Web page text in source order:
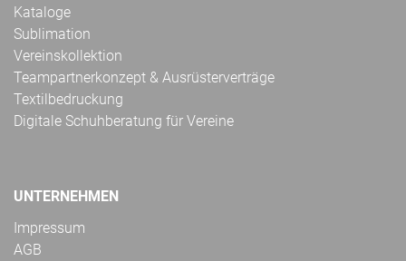
Kataloge
Sublimation
Vereinskollektion
Teampartnerkonzept & Ausrüsterverträge
Textilbedruckung
Digitale Schuhberatung für Vereine
UNTERNEHMEN
Impressum
AGB